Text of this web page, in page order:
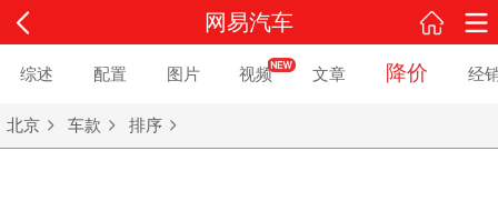
网易汽车
综述 配置 图片 视频 文章 降价 经
北京 车款 排序